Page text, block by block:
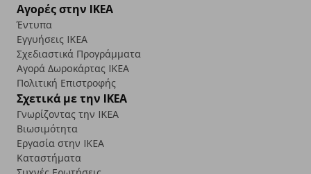
Αγορές στην IKEA
Έντυπα
Εγγυήσεις IKEA
Σχεδιαστικά Προγράμματα
Αγορά Δωρoκάρτας IKEA
Πολιτική Επιστροφής
Σχετικά με την IKEA
Γνωρίζοντας την IKEA
Βιωσιμότητα
Εργασία στην IKEA
Καταστήματα